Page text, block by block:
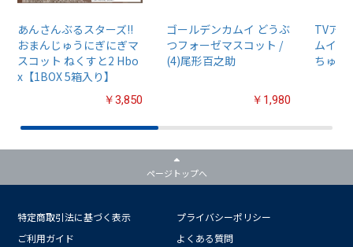
あんさんぶるスターズ!!
おまんじゅうにぎにぎマ
スコット ねくすと2 Hbo
x【1BOX 5箱入り】
￥3,850
ゴールデンカムイ どうぶ
つフォーゼマスコット /
(4)尾形百之助
￥1,980
TVア
ムイ』
ちゅる
ページトップへ
特定商取引法に基づく表示
プライバシーポリシー
ご利用ガイド
よくある質問